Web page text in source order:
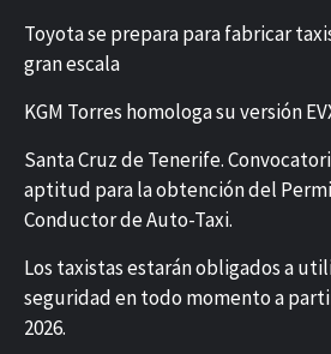
Toyota se prepara para fabricar
gran escala
KGM Torres homologa su versión
Santa Cruz de Tenerife.
aptitud para la obtención del
Conductor de Auto-Taxi.
Los taxistas estarán obligados a
seguridad en todo momento a
2026.